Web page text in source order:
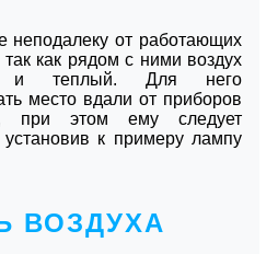
неподалеку от работающих
как рядом с ними воздух
и теплый. Для него
место вдали от приборов
при этом ему следует
установив к примеру лампу
ВОЗДУХА